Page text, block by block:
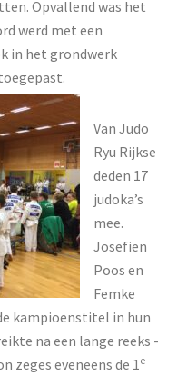
Opvallend was het
werd met een
in het grondwerk
Van Judo
Ryu Rijkse
deden 17
judoka’s
mee.
Josefien
Poos en
Femke
kampioenstitel in hun
na een lange reeks -
zeges eveneens de 1 e